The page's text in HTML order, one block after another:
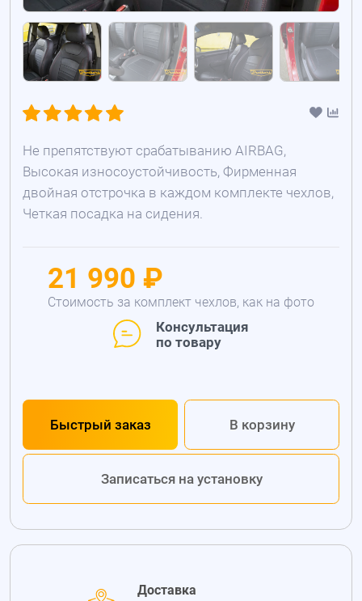
Не препятствуют срабатыванию AIRBAG,
Высокая износоустойчивость, Фирменная
двойная отстрочка в каждом комплекте чехлов,
Четкая посадка на сидения.
21 990 ₽
Стоимость за комплект чехлов, как на фото
Консультация
по товару
Быстрый заказ В корзину
Записаться на установку
Доставка